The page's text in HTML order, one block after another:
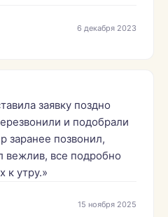
6 декабря 2023
заявку поздно
и подобрали
заранее позвонил,
вежлив, все подробно
к утру.»
15 ноября 2025